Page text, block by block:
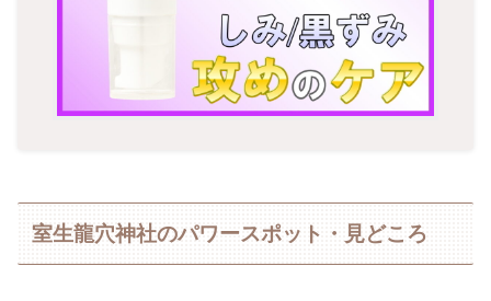
室生龍穴神社のパワースポット・見どころ